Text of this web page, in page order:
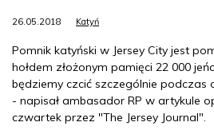
26.05.2018 Katyń
Pomnik katyński w Jersey City jest
hołdem złożonym pamięci 22 000
będziemy czcić szczególnie podczas
- napisał ambasador RP w artykule
czwartek przez "The Jersey Journal".